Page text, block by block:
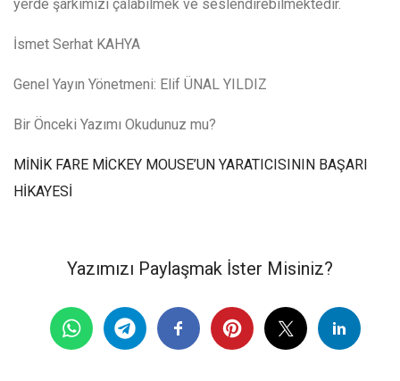
yerde şarkımızı çalabilmek ve seslendirebilmektedir.
İsmet Serhat KAHYA
Genel Yayın Yönetmeni: Elif ÜNAL YILDIZ
Bir Önceki Yazımı Okudunuz mu?
MİNİK FARE MİCKEY MOUSE’UN YARATICISININ BAŞARI
HİKAYESİ
Yazımızı Paylaşmak İster Misiniz?